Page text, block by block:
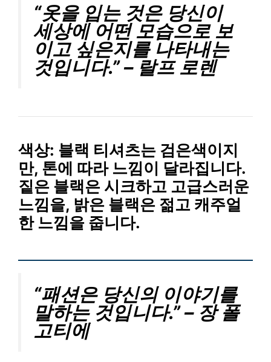
“옷을 입는 것은 당신이
세상에 어떤 모습으로 보
이고 싶은지를 나타내는
것입니다.” – 랄프 로렌
색상: 블랙 티셔츠는 검은색이지
만, 톤에 따라 느낌이 달라집니다.
짙은 블랙은 시크하고 고급스러운
느낌을, 밝은 블랙은 젊고 캐주얼
한 느낌을 줍니다.
“패션은 당신의 이야기를
말하는 것입니다.” – 장 폴
고티에